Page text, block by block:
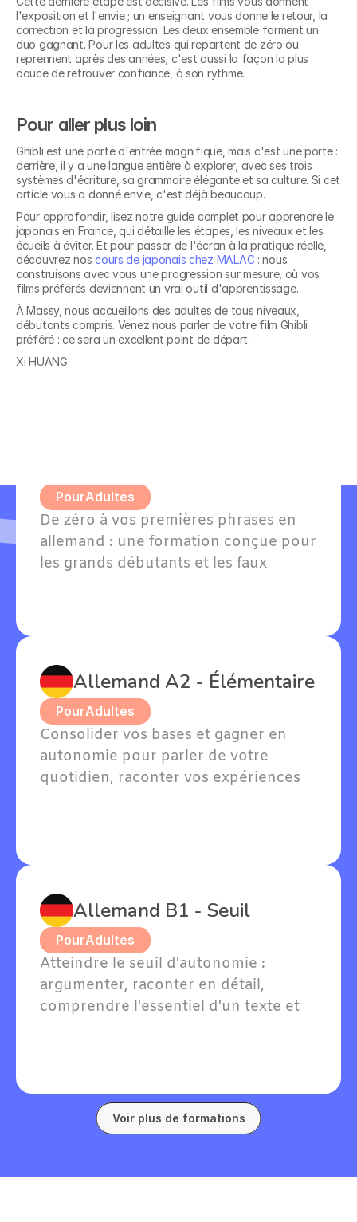
l'exposition et l'envie ; un enseignant vous donne le retour, la
correction et la progression. Les deux ensemble forment un
duo gagnant. Pour les adultes qui repartent de zéro ou
reprennent après des années, c'est aussi la façon la plus
douce de retrouver confiance, à son rythme.
Pour aller plus loin
Ghibli est une porte d'entrée magnifique, mais c'est une porte :
derrière, il y a une langue entière à explorer, avec ses trois
systèmes d'écriture, sa grammaire élégante et sa culture. Si cet
article vous a donné envie, c'est déjà beaucoup.
Pour approfondir, lisez notre guide complet pour apprendre le
japonais en France, qui détaille les étapes, les niveaux et les
écueils à éviter. Et pour passer de l'écran à la pratique réelle,
découvrez nos cours de japonais chez MALAC : nous
construisons avec vous une progression sur mesure, où vos
films préférés deviennent un vrai outil d'apprentissage.
À Massy, nous accueillons des adultes de tous niveaux,
débutants compris. Venez nous parler de votre film Ghibli
préféré : ce sera un excellent point de départ.
Xi HUANG
Découvrez nos
formations en
PourAdultes
De zéro à vos premières phrases en
allemand : une formation conçue pour
les grands débutants et les faux
Allemand A2 - Élémentaire
PourAdultes
Consolider vos bases et gagner en
autonomie pour parler de votre
quotidien, raconter vos expériences
Allemand B1 - Seuil
PourAdultes
Atteindre le seuil d'autonomie :
argumenter, raconter en détail,
comprendre l'essentiel d'un texte et
Voir plus de formations